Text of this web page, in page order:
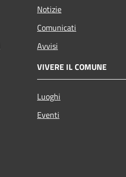
Notizie
Comunicati
Avvisi
VIVERE IL COMUNE
Luoghi
Eventi